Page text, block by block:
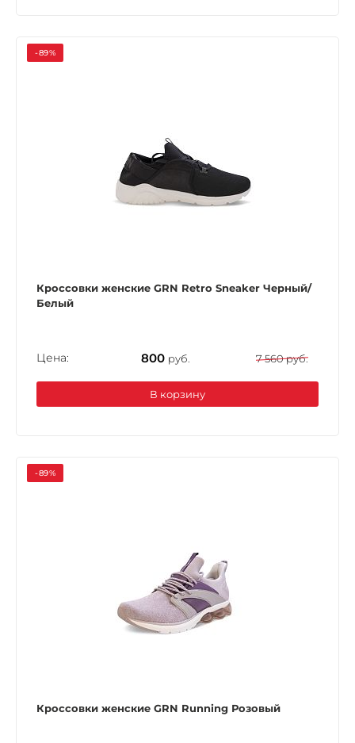
-89%
Кроссовки женские GRN Retro Sneaker Черный/
Белый
Цена: 800 руб. 7 560 руб.
В корзину
-89%
Кроссовки женские GRN Running Розовый